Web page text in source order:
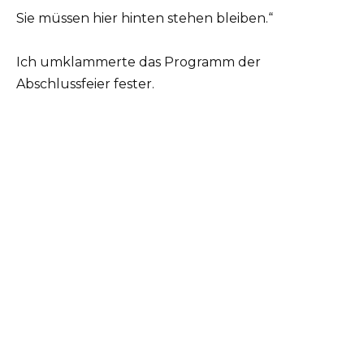
Sie müssen hier hinten stehen bleiben.“
Ich umklammerte das Programm der
Abschlussfeier fester.